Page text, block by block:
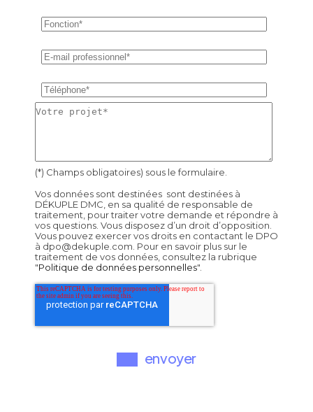
(*) Champs obligatoires) sous le formulaire.
Vos données sont destinées sont destinées à
DÉKUPLE DMC, en sa qualité de responsable de
traitement, pour traiter votre demande et répondre à
vos questions. Vous disposez d’un droit d’opposition.
Vous pouvez exercer vos droits en contactant le DPO
à dpo@dekuple.com. Pour en savoir plus sur le
traitement de vos données, consultez la rubrique
"Politique de données personnelles".